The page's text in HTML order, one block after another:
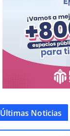
Últimas Noticias